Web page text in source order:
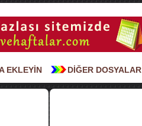
DİĞER DOSYALAR
EKLEYİN